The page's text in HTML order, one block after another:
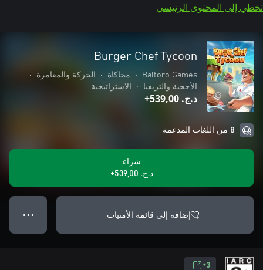
تخطي إلى المحتوى الرئيسي
Burger Chef Tycoon
Baltoro Games
• محاكاة • الحركة والمغامرة
•
الأحجية والتريفيا
• الاستراتيجية
د.ج.‏ 539,00+
8 من اللغات المدعمة
شراء
د.ج.‏ 539,00+
إضافة إلى قائمة الأمنيات ● ● ●
3+